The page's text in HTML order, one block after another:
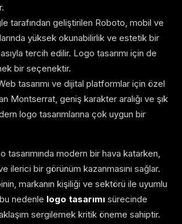
tarafından geliştirilen Roboto, mobil ve
yüksek okunabilirlik ve estetik bir
tercih edilir. Logo tasarımı için de
bir seçenektir.
tasarımı ve dijital platformlar için özel
Montserrat, geniş karakter aralığı ve şık
logo tasarımlarına çok uygun bir
tasarımında modern bir hava katarken,
ilerici bir görünüm kazanmasını sağlar.
markanın kişiliği ve sektörü ile uyumlu
nedenle logo tasarımı sürecinde
sergilemek kritik öneme sahiptir.